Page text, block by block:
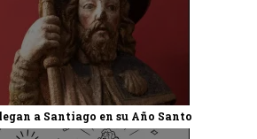
a Santiago en su Año Santo